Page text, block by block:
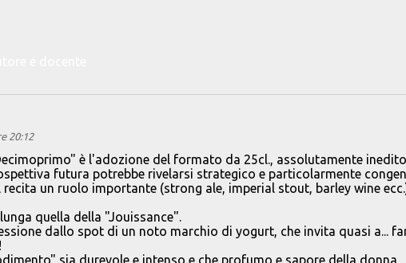
20:12
è l'adozione del formato da 25cl., assolutamente
futura potrebbe rivelarsi strategico e particolarmente
un ruolo importante (strong ale, imperial stout, barley wine
quella della "Jouissance".
dallo spot di un noto marchio di yogurt, che invita quasi a...
sia durevole e intenso e che profumo e sapore della donna